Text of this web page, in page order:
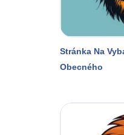
Stránka Na
Obecného